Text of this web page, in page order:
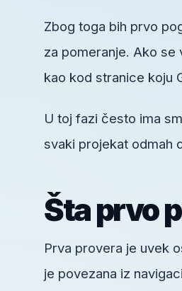
Zbog toga bih prvo
za pomeranje. Ako se
kao kod stranice koju
U toj fazi često ima
svaki projekat odmah
Šta prvo
Prva provera je uvek
je povezana iz